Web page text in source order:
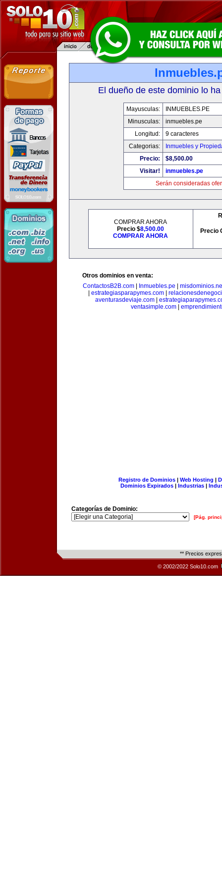
El dueño de este dominio lo
Mayusculas:
INMUEBLES.PE
Minusculas:
inmuebles.pe
Longitud:
9 caracteres
Categorias:
Inmuebles y
Precio:
$8,500.00
Visitar!
inmuebles.pe
Serán consideradas
COMPRAR AHORA
Precio $8,500.00
COMPRAR AHORA
Precio
Otros dominios en venta:
ContactosB2B.com
Inmuebles.pe
estrategiasparapymes.com
aventurasdeviaje.com|
ventasimple.com|
Registro de Dominios| Web Hosting |
Dominios Expirados | Industrias |
Categorías de Dominio:
[Pág.
** Precios
© 2002/2022 Solo10.com